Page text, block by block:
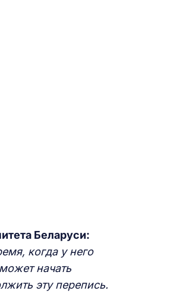
Беларуси:
когда у него
начать
эту перепись.